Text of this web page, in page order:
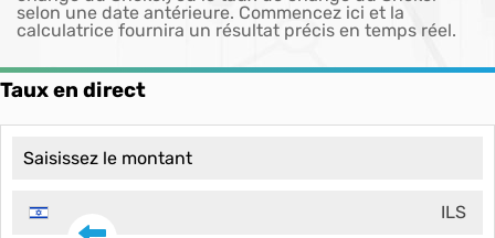
selon une date antérieure. Commencez ici et la
calculatrice fournira un résultat précis en temps réel.
Taux en direct
ILS